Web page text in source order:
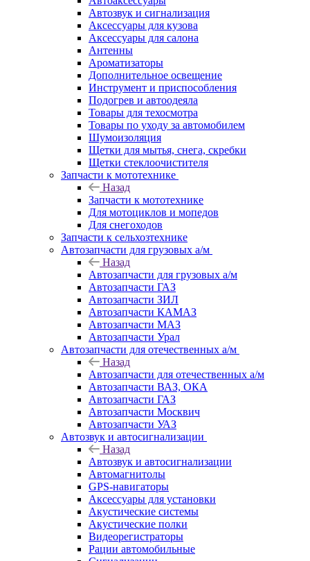
Автозвук и сигнализация
Аксессуары для кузова
Аксессуары для салона
Антенны
Ароматизаторы
Дополнительное освещение
Инструмент и приспособления
Подогрев и автоодеяла
Товары для техосмотра
Товары по уходу за автомобилем
Шумоизоляция
Щетки для мытья, снега, скребки
Щетки стеклоочистителя
Запчасти к мототехнике
Назад
Запчасти к мототехнике
Для мотоциклов и мопедов
Для снегоходов
Запчасти к сельхозтехнике
Автозапчасти для грузовых а/м
Назад
Автозапчасти для грузовых а/м
Автозапчасти ГАЗ
Автозапчасти ЗИЛ
Автозапчасти КАМАЗ
Автозапчасти МАЗ
Автозапчасти Урал
Автозапчасти для отечественных а/м
Назад
Автозапчасти для отечественных а/м
Автозапчасти ВАЗ, ОКА
Автозапчасти ГАЗ
Автозапчасти Москвич
Автозапчасти УАЗ
Автозвук и автосигнализации
Назад
Автозвук и автосигнализации
Автомагнитолы
GPS-навигаторы
Аксессуары для установки
Акустические системы
Акустические полки
Видеорегистраторы
Рации автомобильные